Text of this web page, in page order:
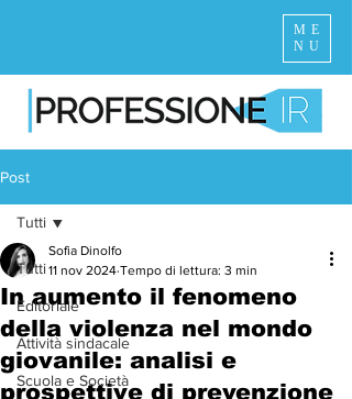
ME
NU
Post
Tutti
Editoriale
Attività sindacale
Scuola e Società
Tutti
In aumento il fenomeno
della violenza nel mondo
giovanile: analisi e
prospettive di prevenzione
Sofia Dinolfo
11 nov 2024 Tempo di lettura: 3 min